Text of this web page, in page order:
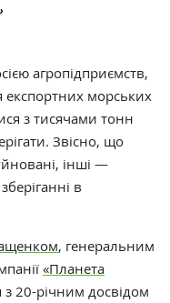
агропідприємств,
експортних морських
з тисячами тонн
Звісно, що
інші —
в
, генеральним
«Планета
з 20-річним досвідом